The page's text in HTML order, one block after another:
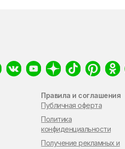
Правила и соглашения
Публичная оферта
Политика
конфиденциальности
Получение рекламных и